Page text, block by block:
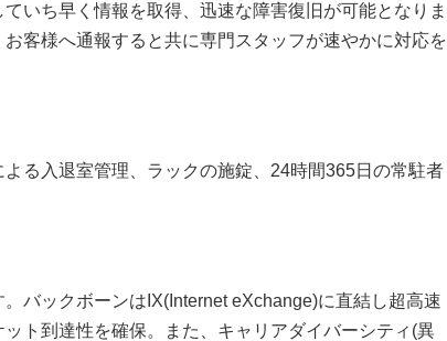
いち早く情報を取得、迅速な障害復旧が可能となりま
客様へ通報すると共に専門スタッフが速やかに対応を
る入退室管理、ラックの施錠、24時間365日の常駐者
バックボーンはIX(Internet eXchange)に直結し超高速
ト到達性を確保。また、キャリアダイバーシティ(異